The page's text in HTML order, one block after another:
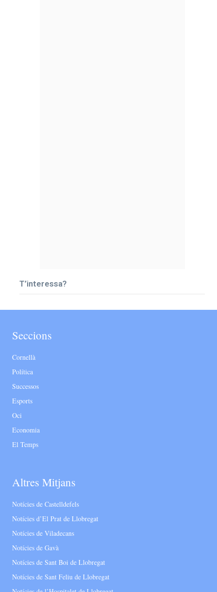
T’interessa?
Seccions
Cornellà
Política
Successos
Esports
Oci
Economia
El Temps
Altres Mitjans
Notícies de Castelldefels
Notícies d’El Prat de Llobregat
Notícies de Viladecans
Notícies de Gavà
Notícies de Sant Boi de Llobregat
Notícies de Sant Feliu de Llobregat